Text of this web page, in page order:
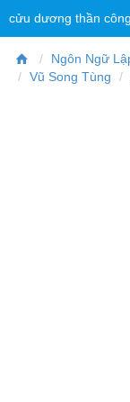
cửu dương thần
Ngôn Ngữ
Vũ Song Tùng